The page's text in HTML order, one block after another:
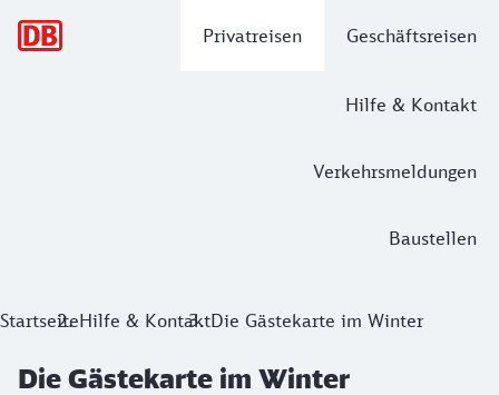
Privatreisen Geschäftsreisen
Hilfe & Kontakt
Verkehrsmeldungen
Baustellen
StartseiteHilfe & KontaktDie Gästekarte im Winter
Die Gästekarte im Winter